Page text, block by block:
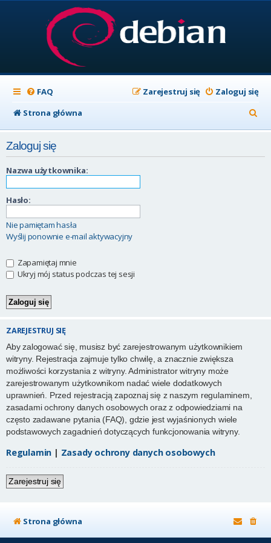
FAQ Zaloguj się
Zarejestruj się
Strona główna
z
Zaloguj się
Nazwa użytkownika:
Hasło:
Nie pamiętam hasła
Wyślij ponownie e-mail aktywacyjny
Zapamiętaj mnie
Ukryj mój status podczas tej sesji
ZAREJESTRUJ SIĘ
Aby zalogować się, musisz być zarejestrowanym użytkownikiem
witryny. Rejestracja zajmuje tylko chwilę, a znacznie zwiększa
możliwości korzystania z witryny. Administrator witryny może
zarejestrowanym użytkownikom nadać wiele dodatkowych
uprawnień. Przed rejestracją zapoznaj się z naszym regulaminem,
zasadami ochrony danych osobowych oraz z odpowiedziami na
często zadawane pytania (FAQ), gdzie jest wyjaśnionych wiele
podstawowych zagadnień dotyczących funkcjonowania witryny.
Regulamin | Zasady ochrony danych osobowych
Zarejestruj się
Strona główna